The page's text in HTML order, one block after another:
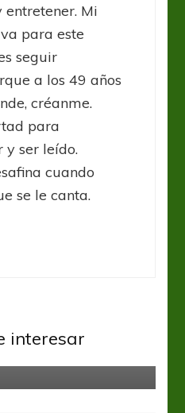
Mi
para este
seguir
a los 49 años
créanme.
para
y ser leído.
cuando
se le canta.
interesar
Internacionales